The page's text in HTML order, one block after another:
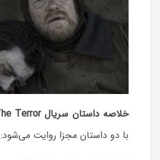
خلاصه داستان سریال The Terror
با دو داستان مجزا روایت می‌شود: